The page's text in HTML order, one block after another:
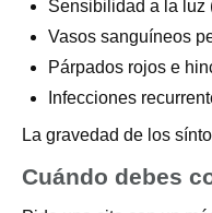
Sensibilidad a la luz
Vasos sanguíneos
Párpados rojos e
Infecciones
La gravedad de los
Cuándo debes